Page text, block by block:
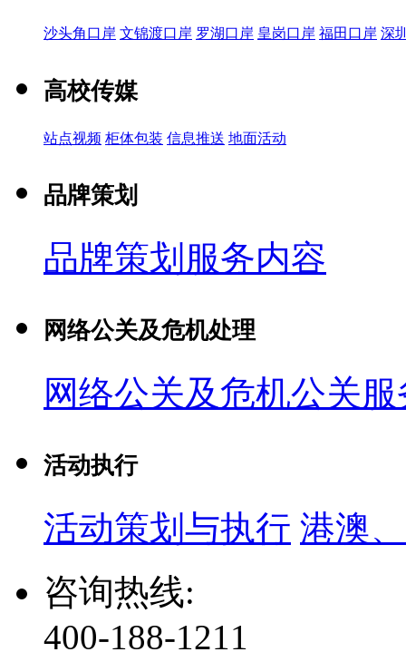
沙头角口岸 文锦渡口岸 罗湖口岸 皇岗口岸 福田口岸 深
高校传媒
站点视频 柜体包装 信息推送 地面活动
品牌策划
品牌策划服务内容
网络公关及危机处理
网络公关及危机公关
活动执行
活动策划与执行 港澳
咨询热线:
400-188-1211